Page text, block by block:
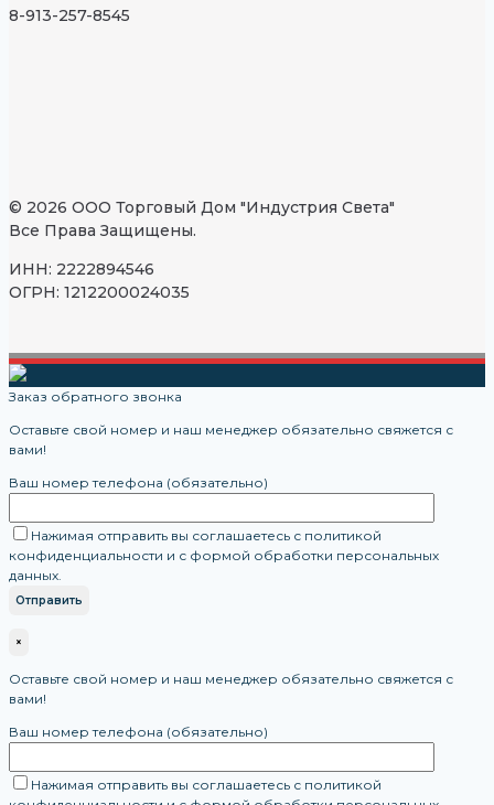
8-913-257-8545
© 2026 ООО Торговый Дом "Индустрия Света"
Все Права Защищены.
ИНН: 2222894546
ОГРН: 1212200024035
Заказ обратного звонка
Оставьте свой номер и наш менеджер обязательно свяжется с
вами!
Ваш номер телефона (обязательно)
Нажимая отправить вы соглашаетесь с политикой
конфиденциальности и с формой обработки персональных
данных.
×
Оставьте свой номер и наш менеджер обязательно свяжется с
вами!
Ваш номер телефона (обязательно)
Нажимая отправить вы соглашаетесь с политикой